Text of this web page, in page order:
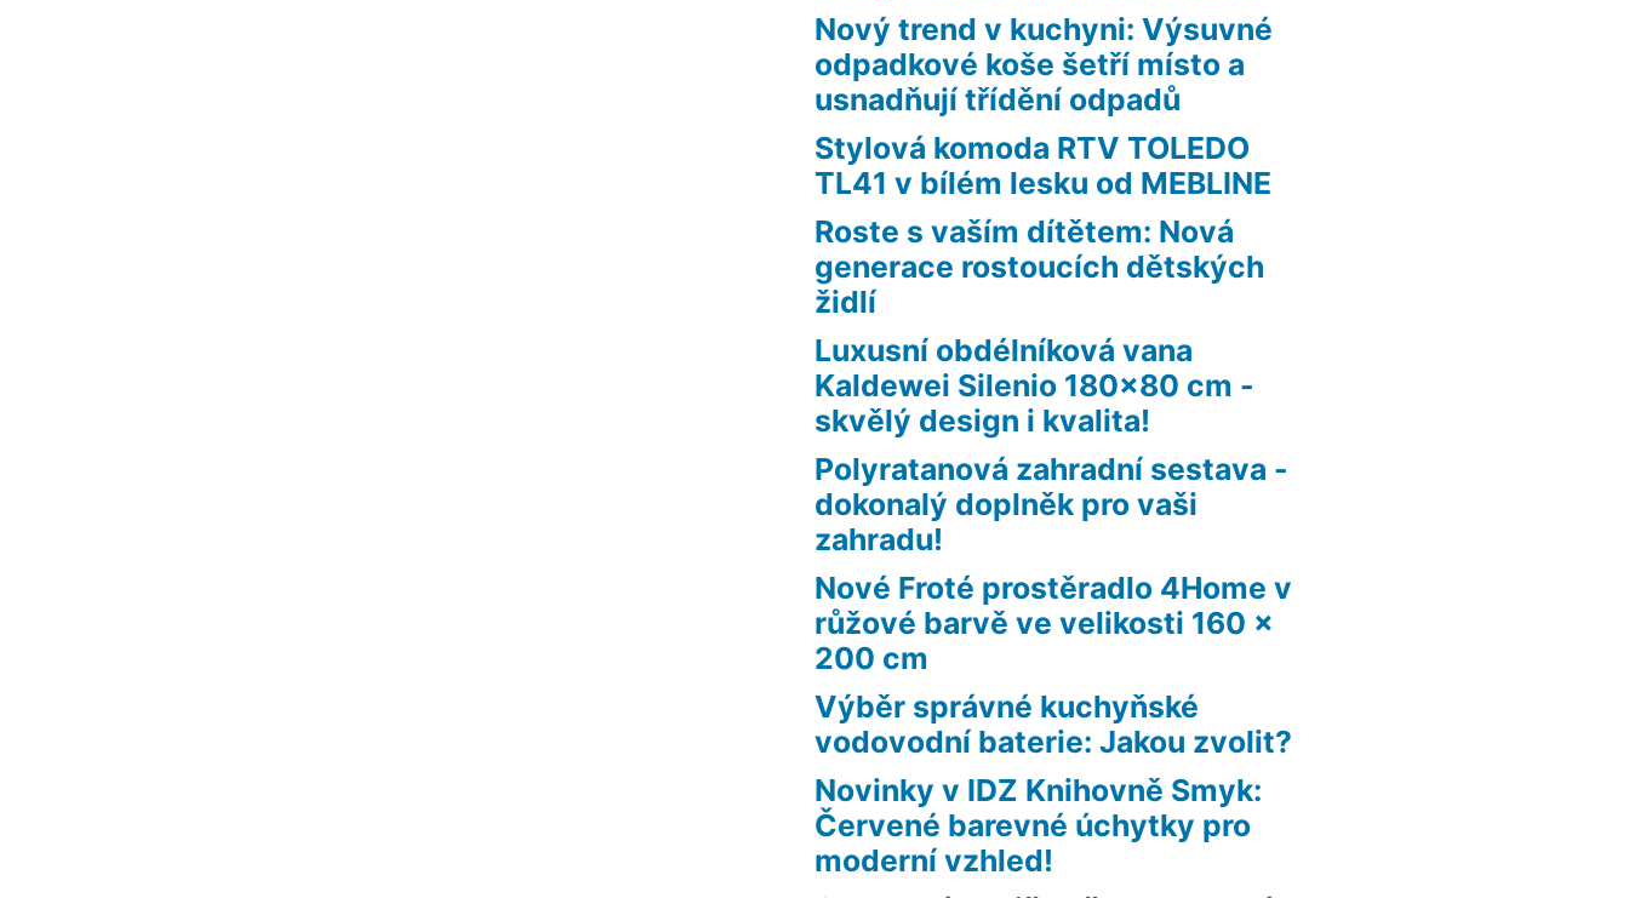
Nový trend v kuchyni: Výsuvné
odpadkové koše šetří místo a
usnadňují třídění odpadů
Stylová komoda RTV TOLEDO
TL41 v bílém lesku od MEBLINE
Roste s vaším dítětem: Nová
generace rostoucích dětských
židlí
Luxusní obdélníková vana
Kaldewei Silenio 180×80 cm -
skvělý design i kvalita!
Polyratanová zahradní sestava -
dokonalý doplněk pro vaši
zahradu!
Nové Froté prostěradlo 4Home v
růžové barvě ve velikosti 160 x
200 cm
Výběr správné kuchyňské
vodovodní baterie: Jakou zvolit?
Novinky v IDZ Knihovně Smyk:
Červené barevné úchytky pro
moderní vzhled!